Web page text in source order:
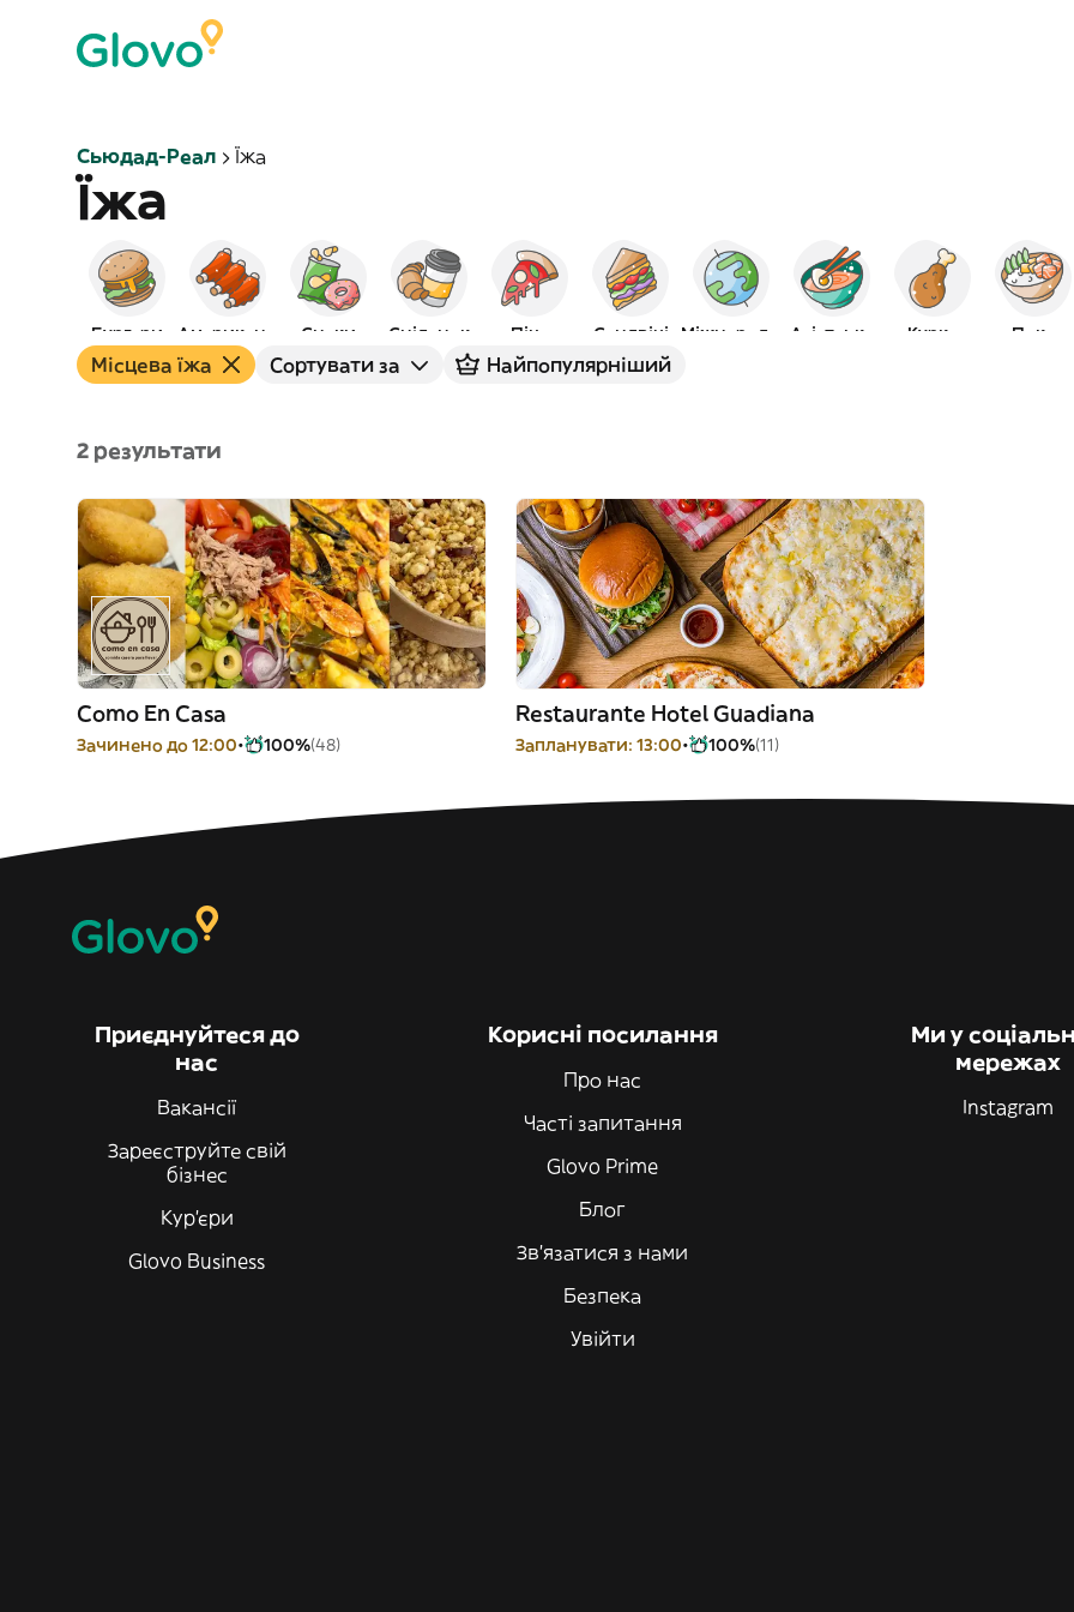
Сьюдад-Реал Їжа
Їжа
Бургери Снеки Сніданок Піца Сендвічі Азіатська Курка Поке
Місцева їжа Сортувати за Найпопулярніший
2 результати
Como En Casa
Зачинено до 12:00 100%(48)
Restaurante Hotel Guadiana
Запланувати: 13:00 100%(11)
Приєднуйтеся до
нас
Вакансії
Зареєструйте свій
бізнес
Кур'єри
Glovo Business
Корисні посилання
Про нас
Часті запитання
Glovo Prime
Блог
Зв'язатися з нами
Безпека
Увійти
Ми у
мережах
Instagram